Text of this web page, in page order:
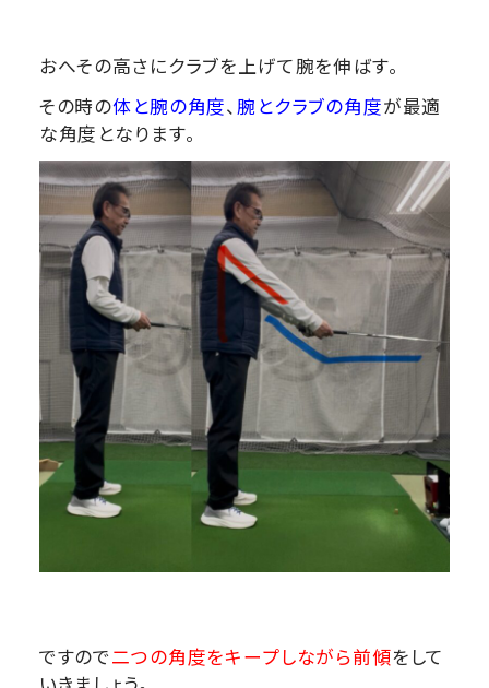
おへその高さにクラブを上げて腕を伸ばす。
その時の体と腕の角度、腕とクラブの角度が最適
な角度となります。
ですので二つの角度をキープしながら前傾をして